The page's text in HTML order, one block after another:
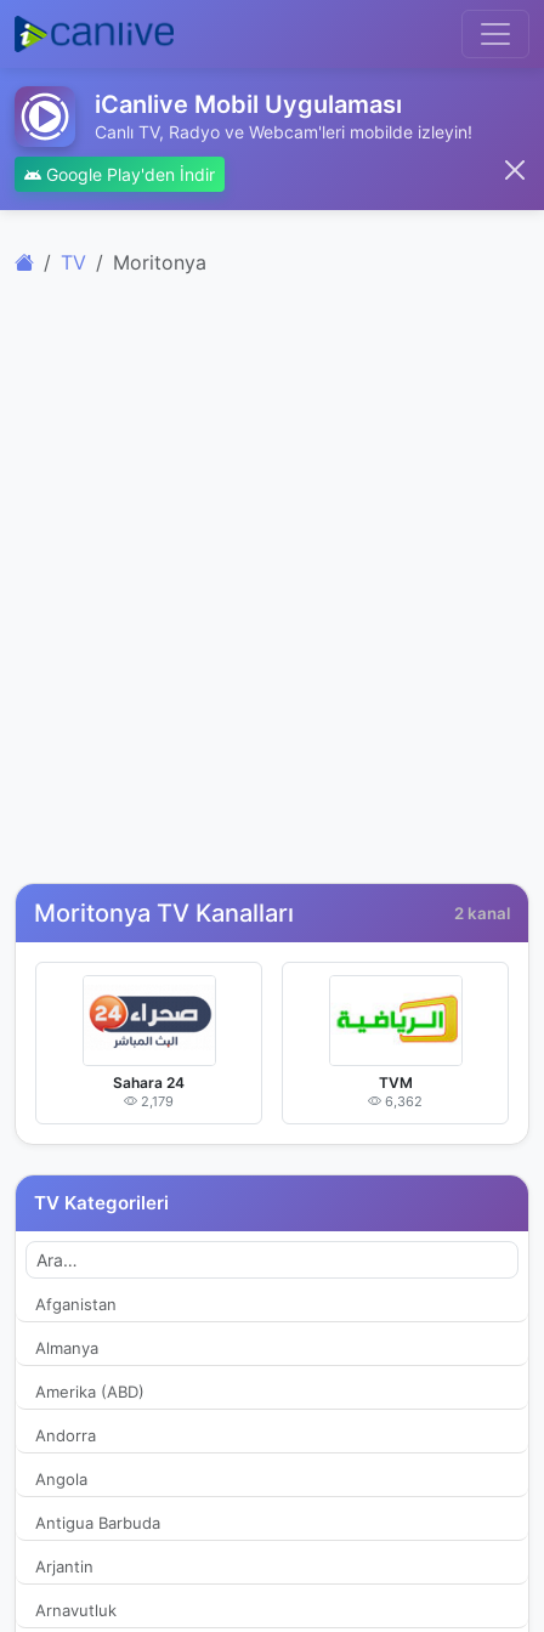
iCanlive Mobil Uygulaması
Canlı TV, Radyo ve Webcam'leri mobilde izleyin!
Google Play'den İndir
TV Moritonya
Moritonya TV Kanalları 2 kanal
Sahara 24
2,179
TVM
6,362
TV Kategorileri
Afganistan
Almanya
Amerika (ABD)
Andorra
Angola
Antigua Barbuda
Arjantin
Arnavutluk